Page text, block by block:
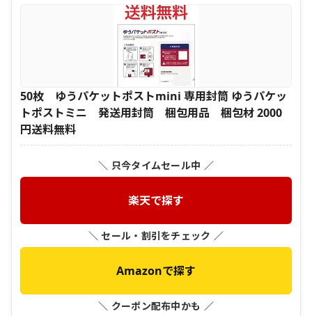
50枚 ゆうパケットポストmini 専用封筒 ゆうパケッ
トポストミニ 発送用封筒 梱包用品 梱包材 2000
円送料無料
＼ 只今タイムセール中 ／
楽天で探す
＼ セール・割引をチェック ／
Amazonで探す
＼ クーポン配布中かも ／